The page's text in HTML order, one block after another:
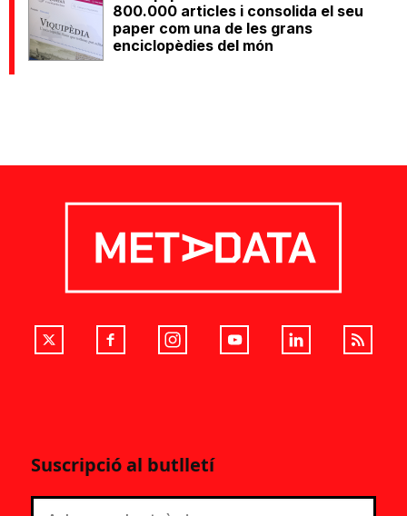
800.000 articles i consolida el seu
paper com una de les grans
enciclopèdies del món
Suscripció al butlletí